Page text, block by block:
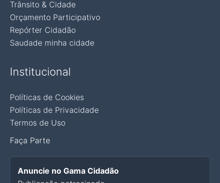
Trânsito & Cidade
Orçamento Participativo
Repórter Cidadão
Saudade minha cidade
Institucional
Políticas de Cookies
Políticas de Privacidade
Termos de Uso
Faça Parte
Anuncie no Gama Cidadão